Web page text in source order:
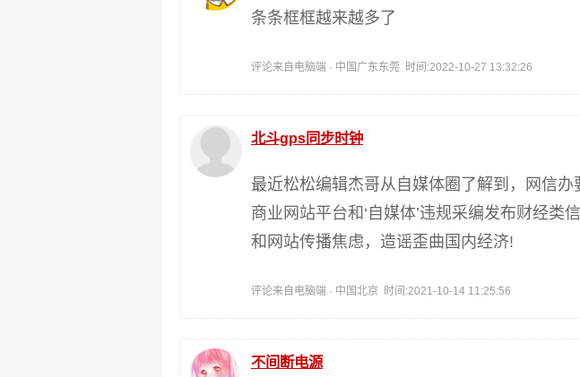
条条框框越来越多了
评论来自电脑端 · 中国广东东莞 时间:2022-10-27 13:32:26
北斗gps同步时钟
最近松松编辑杰哥从自媒体圈了解到，网信
商业网站平台和‘自媒体’违规采编发布财经类
和网站传播焦虑，造谣歪曲国内经济!
评论来自电脑端 · 中国北京 时间:2021-10-14 11:25:56
不间断电源